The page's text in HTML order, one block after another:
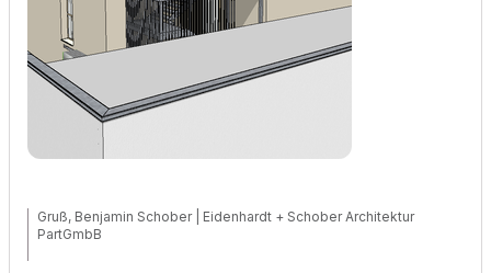
Gruß, Benjamin Schober | Eidenhardt + Schober Architektur
PartGmbB